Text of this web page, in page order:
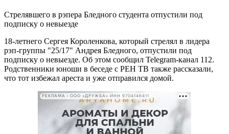
Стрелявшего в рэпера Бледного студента отпустили под
подписку о невыезде
18-летнего Сергея Короленкова, который стрелял в лидера
рэп-группы "25/17" Андрея Бледного, отпустили под
подписку о невыезде. Об этом сообщил Telegram-канал 112.
Родственники юноши в беседе с РЕН ТВ также рассказали,
что тот избежал ареста и уже отправился домой.
РЕКЛАМА • ООО «ДРУЖБА» ИНН 9704146411